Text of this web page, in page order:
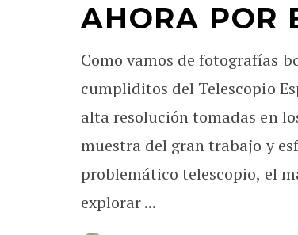
AHORA POR
Como vamos de fotografías
cumpliditos del Telescopio
alta resolución tomadas en
muestra del gran trabajo y
problemático telescopio, el
explorar ...